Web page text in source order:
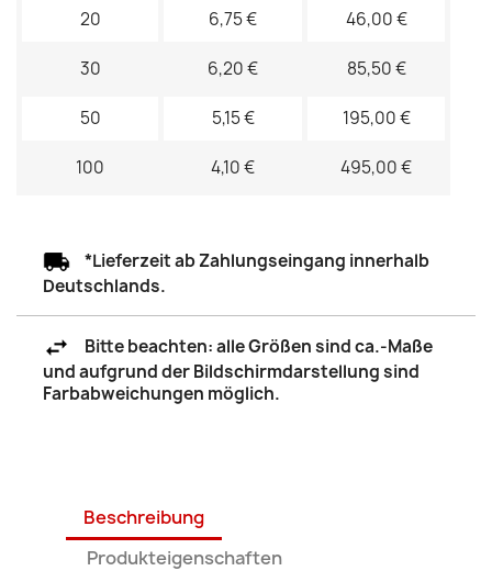
20 6,75 € 46,00 €
30 6,20 € 85,50 €
50 5,15 € 195,00 €
100 4,10 € 495,00 €
*Lieferzeit ab Zahlungseingang innerhalb
Deutschlands.
Bitte beachten: alle Größen sind ca.-Maße
und aufgrund der Bildschirmdarstellung sind
Farbabweichungen möglich.
Beschreibung
Produkteigenschaften